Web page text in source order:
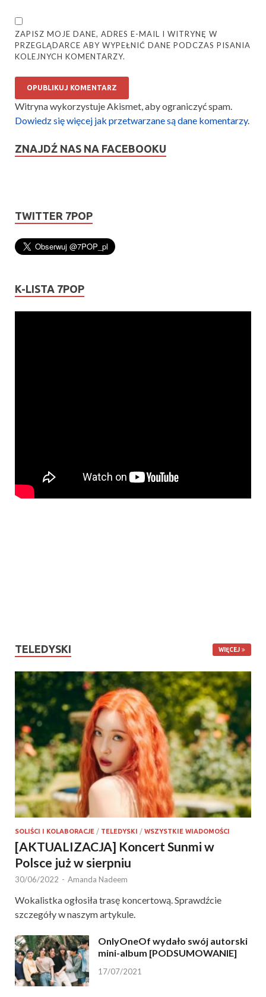
ZAPISZ MOJE DANE, ADRES E-MAIL I WITRYNĘ W
PRZEGLĄDARCE ABY WYPEŁNIĆ DANE PODCZAS PISANIA
KOLEJNYCH KOMENTARZY.
Witryna wykorzystuje Akismet, aby ograniczyć spam.
Dowiedz się więcej jak przetwarzane są dane komentarzy.
ZNAJDŹ NAS NA FACEBOOKU
TWITTER 7POP
K-LISTA 7POP
TELEDYSKI WIĘCEJ
SOLIŚCI I KOLABORACJE / TELEDYSKI / WSZYSTKIE WIADOMOŚCI
[AKTUALIZACJA] Koncert Sunmi w
Polsce już w sierpniu
30/06/2022 - Amanda Nadeem
Wokalistka ogłosiła trasę koncertową. Sprawdźcie
szczegóły w naszym artykule.
OnlyOneOf wydało swój autorski
mini-album [PODSUMOWANIE]
17/07/2021